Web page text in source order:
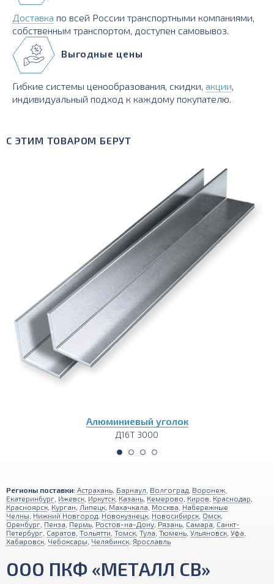
Доставка по всей России транспортными компаниями,
собственным транспортом, доступен самовывоз.
Выгодные цены
Гибкие системы ценообразования, скидки, акции,
индивидуальный подход к каждому покупателю.
С ЭТИМ ТОВАРОМ БЕРУТ
Алюминиевый уголок
Д16Т 3000
Регионы поставки: Астрахань Барнаул Волгоград Воронеж
Екатеринбург Ижевск Иркутск Казань Кемерово Киров Краснодар
Красноярск Курган Липецк Махачкала Москва Набережные
Челны Нижний Новгород Новокузнецк Новосибирск Омск
Оренбург Пенза Пермь Ростов-на-Дону Рязань Самара Санкт-
Петербург Саратов Тольятти Томск Тула Тюмень Ульяновск Уфа
Хабаровск Чебоксары Челябинск Ярославль
ООО ПКФ «МЕТАЛЛ СВ»